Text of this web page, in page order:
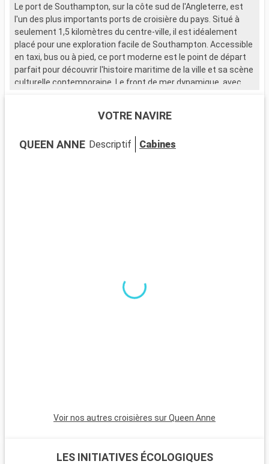
Le port de Southampton, sur la côte sud de l'Angleterre, est
l'un des plus importants ports de croisière du pays. Situé à
seulement 1,5 kilomètres du centre-ville, il est idéalement
placé pour une exploration facile de Southampton. Accessible
en taxi, bus ou à pied, ce port moderne est le point de départ
parfait pour découvrir l'histoire maritime de la ville et sa scène
culturelle contemporaine. Le front de mer dynamique, avec
Southampton, ville portuaire chargée d'histoire, est riche en
Les environs de Southampton proposent de nombreuses
excursions. Le parc national de New Forest, proche de la ville,
VOTRE NAVIRE
QUEEN ANNE Descriptif Cabines
Voir nos autres croisières sur Queen Anne
LES INITIATIVES ÉCOLOGIQUES